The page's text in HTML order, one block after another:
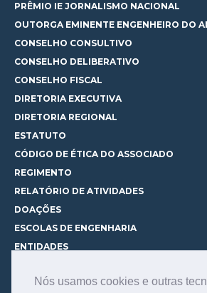
Nós usamos cookies e outras
PRÊMIO IE JORNALISMO NACIONAL
OUTORGA EMINENTE ENGENHEIRO DO
CONSELHO CONSULTIVO
CONSELHO DELIBERATIVO
CONSELHO FISCAL
DIRETORIA EXECUTIVA
DIRETORIA REGIONAL
ESTATUTO
CÓDIGO DE ÉTICA DO ASSOCIADO
REGIMENTO
RELATÓRIO DE ATIVIDADES
DOAÇÕES
ESCOLAS DE ENGENHARIA
ENTIDADES
CURSOS